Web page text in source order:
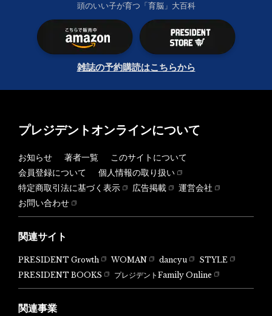
頭のいい子が育つ「育脳」大百科
雑誌の予約購読はこちらから
プレジデントオンラインについて
お知らせ 著者一覧
このサイトについて
会員登録について
個人情報の取り扱い
特定商取引法に基づく表示
広告掲載
運営会社
お問い合わせ
関連サイト
PRESIDENT Growth WOMAN dancyu
STYLE
PRESIDENT BOOKS
プレジデントFamily Online
関連事業